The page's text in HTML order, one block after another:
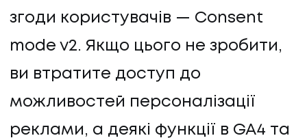
згоди користувачів — Consent
mode v2. Якщо цього не зробити,
ви втратите доступ до
можливостей персоналізації
реклами, а деякі функції в GA4 та